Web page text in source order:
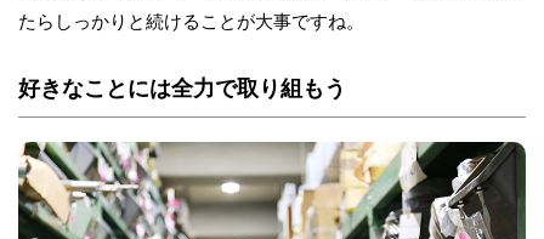
たらしっかりと続けることが大事ですね。
好きなことには全力で取り組もう